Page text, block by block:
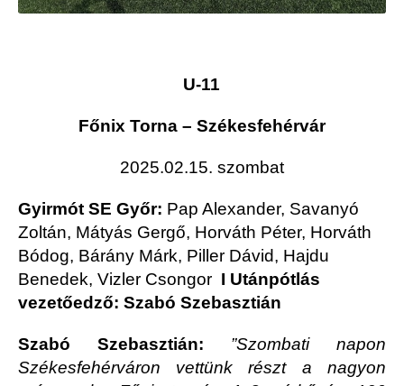
U-11
Főnix Torna – Székesfehérvár
2025.02.15. szombat
Gyirmót SE Győr: Pap Alexander, Savanyó
Zoltán, Mátyás Gergő, Horváth Péter, Horváth
Bódog, Bárány Márk, Piller Dávid, Hajdu
Benedek, Vizler Csongor I Utánpótlás
vezetőedző: Szabó Szebasztián
Szabó Szebasztián: ”Szombati napon
Székesfehérváron vettünk részt a nagyon